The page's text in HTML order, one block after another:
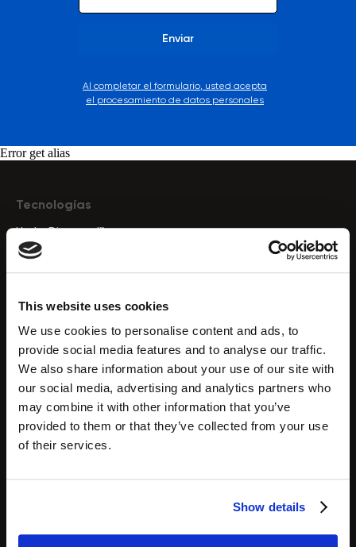
This website uses cookies
We use cookies to personalise content and ads, to
provide social media features and to analyse our traffic.
We also share information about your use of our site with
our social media, advertising and analytics partners who
may combine it with other information that you’ve
provided to them or that they’ve collected from your use
of their services.
Show details
Enviar
Al completar el formulario, usted acepta
el procesamiento de datos personales
Error get alias
Tecnologías
HydroDiamond™
CryoElegance™
Endo RF
Cavitación por ultrasonido
Hidrodermoabrasión
Radiofrecuencia
Microcorriente
Tecnología HIFU
Microdermoabrasión
Análisis de la piel
Vacuumterapia